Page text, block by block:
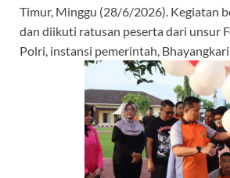
Timur, Minggu (28/6/2026). Kegiatan
dan diikuti ratusan peserta dari unsur
Polri, instansi pemerintah,